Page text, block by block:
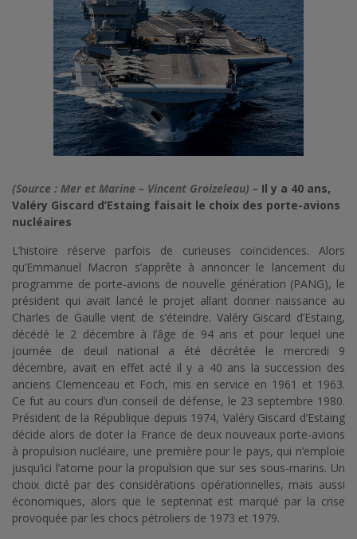
(Source : Mer et Marine – Vincent Groizeleau) – Il y a 40 ans,
Valéry Giscard d’Estaing faisait le choix des porte-avions
nucléaires
L’histoire réserve parfois de curieuses coïncidences. Alors
qu’Emmanuel Macron s’apprête à annoncer le lancement du
programme de porte-avions de nouvelle génération (PANG), le
président qui avait lancé le projet allant donner naissance au
Charles de Gaulle vient de s’éteindre. Valéry Giscard d’Estaing,
décédé le 2 décembre à l’âge de 94 ans et pour lequel une
journée de deuil national a été décrétée le mercredi 9
décembre, avait en effet acté il y a 40 ans la succession des
anciens Clemenceau et Foch, mis en service en 1961 et 1963.
Ce fut au cours d’un conseil de défense, le 23 septembre 1980.
Président de la République depuis 1974, Valéry Giscard d’Estaing
décide alors de doter la France de deux nouveaux porte-avions
à propulsion nucléaire, une première pour le pays, qui n’emploie
jusqu’ici l’atome pour la propulsion que sur ses sous-marins. Un
choix dicté par des considérations opérationnelles, mais aussi
économiques, alors que le septennat est marqué par la crise
provoquée par les chocs pétroliers de 1973 et 1979.